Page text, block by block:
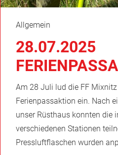
Allgemein
28.07.2025
Am 28 Juli lud die FF
Ferienpassaktion ein. Nach
unser Rüsthaus konnten die
verschiedenen Stationen
Pressluftflaschen wurden